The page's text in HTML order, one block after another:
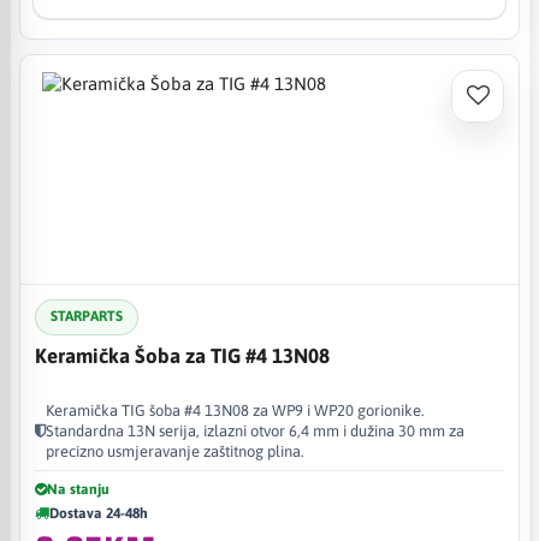
STARPARTS
Keramička Šoba za TIG #4 13N08
Keramička TIG šoba #4 13N08 za WP9 i WP20 gorionike.
Standardna 13N serija, izlazni otvor 6,4 mm i dužina 30 mm za
precizno usmjeravanje zaštitnog plina.
Na stanju
Dostava 24-48h